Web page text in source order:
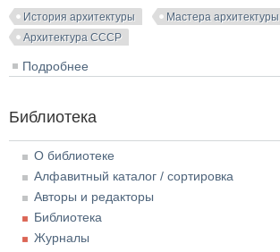
История архитектуры
Мастера архитектуры
Архитектура СССР
Подробнее
Библиотека
О библиотеке
Алфавитный каталог / сортировка
Авторы и редакторы
Библиотека
Журналы